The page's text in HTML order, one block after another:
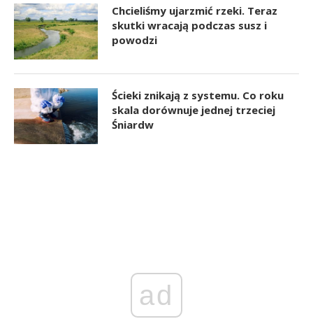
Chcieliśmy ujarzmić rzeki. Teraz
skutki wracają podczas susz i
powodzi
Ścieki znikają z systemu. Co roku
skala dorównuje jednej trzeciej
Śniardw
ad